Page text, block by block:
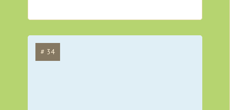
# 34